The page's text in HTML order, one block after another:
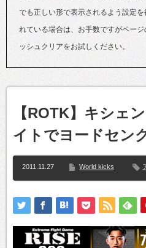
でも正しい形で表示されるよう設定
れている場合は、お手数ですがペー
ッシュクリアをお試しください。
【ROTK】キシェ
イトでヨードセン
2011.11.27 World kicks